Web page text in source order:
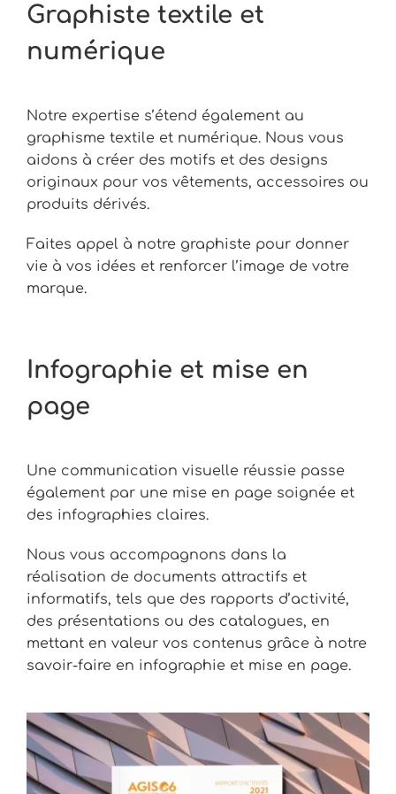
Graphiste textile et
numérique
Notre expertise s’étend également au
graphisme textile et numérique. Nous vous
aidons à créer des motifs et des designs
originaux pour vos vêtements, accessoires ou
produits dérivés.
Faites appel à notre graphiste pour donner
vie à vos idées et renforcer l’image de votre
marque.
Infographie et mise en
page
Une communication visuelle réussie passe
également par une mise en page soignée et
des infographies claires.
Nous vous accompagnons dans la
réalisation de documents attractifs et
informatifs, tels que des rapports d’activité,
des présentations ou des catalogues, en
mettant en valeur vos contenus grâce à notre
savoir-faire en infographie et mise en page.